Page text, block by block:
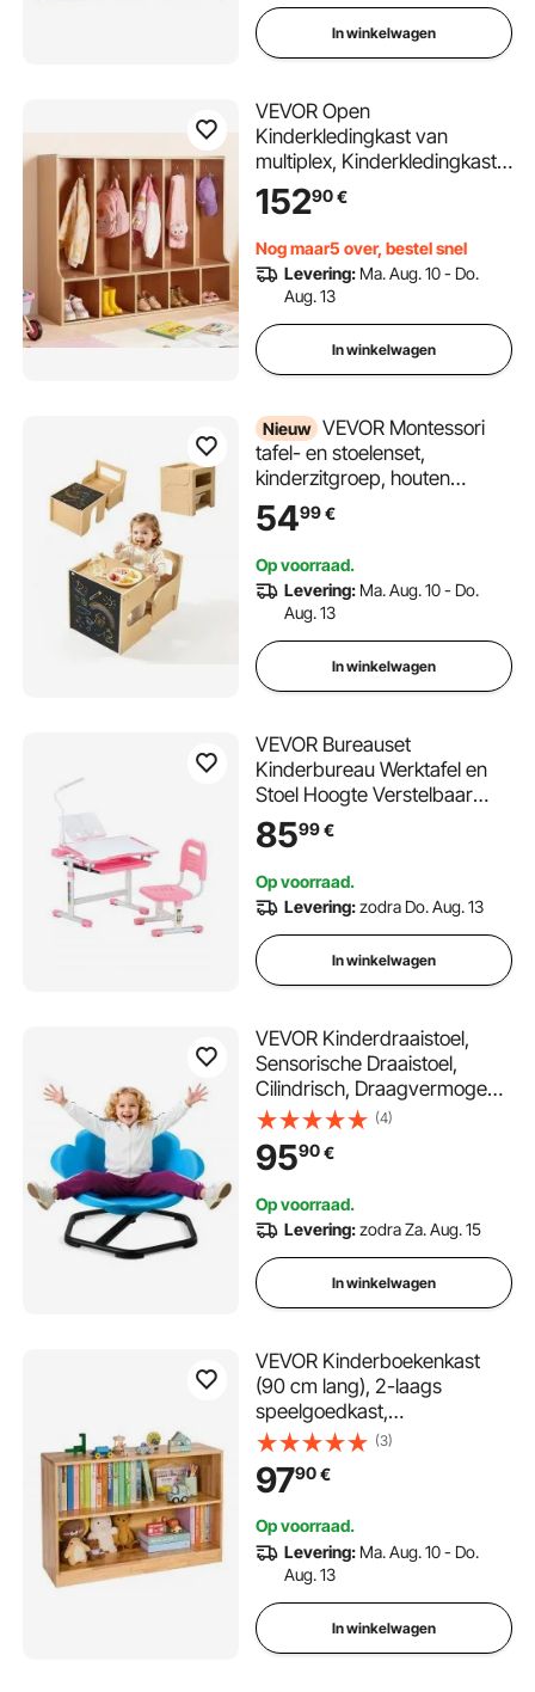
In winkelwagen
VEVOR Open
Kinderkledingkast van
multiplex, Kinderkledingkast
met 10 haken en 10 vakken (5
grote + 5 kleine),
kledingkastplank en
opbergplank voor
kinderkamer, thuis,
kleuterschool,
kinderdagverblijf
15290€
Nog maar5 over, bestel snel
Levering: Ma. Aug. 10 - Do.
Aug. 13
In winkelwagen
Nieuw VEVOR Montessori
tafel- en stoelenset,
kinderzitgroep, houten
kindermeubels, opstapje met
krijtbord en opbergruimte,
ideaal voor peuters van 1-5
jaar om te eten, tekenen,
lezen en spelen.
5499€
Op voorraad.
Levering: Ma. Aug. 10 - Do.
Aug. 13
In winkelwagen
VEVOR Bureauset
Kinderbureau Werktafel en
Stoel Hoogte Verstelbaar
(53-71 cm) Draagvermogen
(100 kg) Met Tafellamp & 0-
40° Hellend Bureaublad voor
Slaapkamer Roze
8599€
Op voorraad.
Levering:zodra Do. Aug. 13
In winkelwagen
VEVOR Kinderdraaistoel,
Sensorische Draaistoel,
Cilindrisch, Draagvermogen
100 kg, Sensorisch
Speelgoed met Antislip
Metalen Voet, Bevordert
Concentratie, Blauw
(4)
9590€
Op voorraad.
Levering:zodra Za. Aug. 15
In winkelwagen
VEVOR Kinderboekenkast
(90 cm lang), 2-laags
speelgoedkast,
speelgoedopbergkast,
speelgoedplank voor
slaapkamer, kinderkamer,
(3)
9790€
Op voorraad.
Levering: Ma. Aug. 10 - Do.
Aug. 13
In winkelwagen